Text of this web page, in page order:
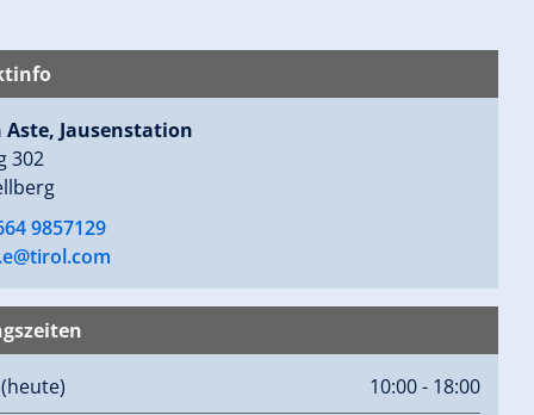
Aste, Jausenstation
302
9857129
(heute) 10:00 - 18:00